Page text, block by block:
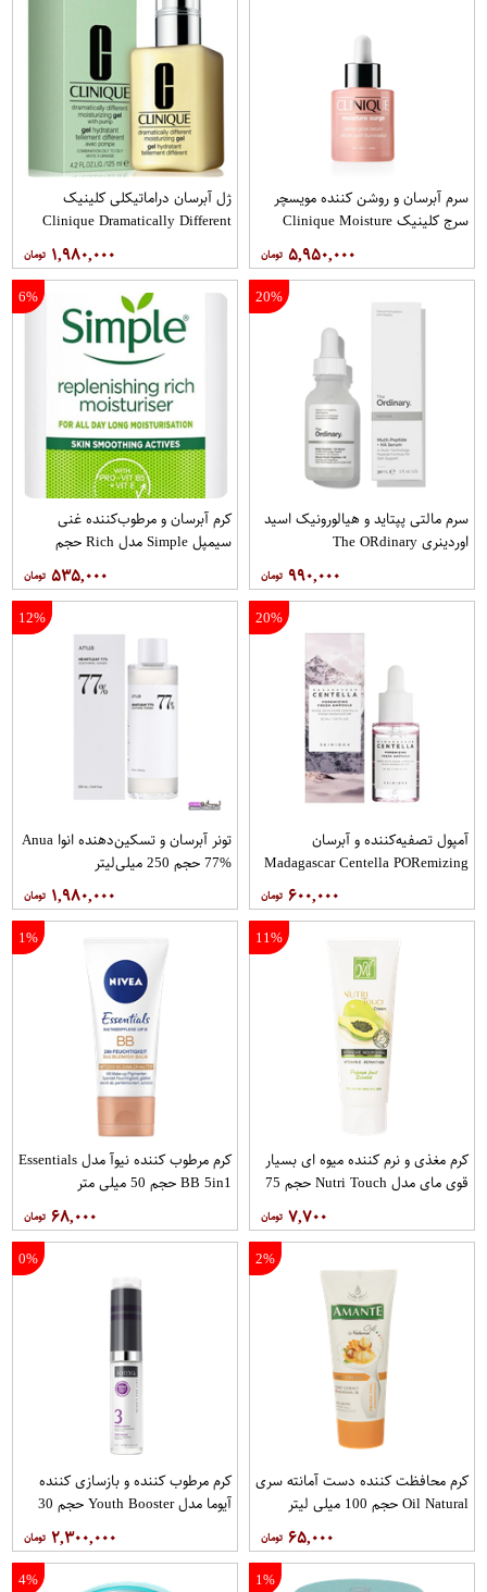
سرم آبرسان و روشن کننده مویسچر
سرج کلینیک Clinique Moisture
Surge Active Glow Serum 30Ml
۵,۹۵۰,۰۰۰
ژل آبرسان دراماتیکلی کلینیک
Clinique Dramatically Different
۱,۹۸۰,۰۰۰
20%
سرم مالتی پپتاید و هیالورونیک اسید
اوردینری The O​Rdinary
۹۹۰,۰۰۰
6%
کرم آبرسان و مرطوب‌کننده غنی
سیمپل Simple مدل Rich حجم
۵۳۵,۰۰۰
20%
آمپول تصفیه‌کننده و آبرسان
Madagascar Centella PO​Remizing
۶۰۰,۰۰۰
12%
تونر آبرسان و تسکین‌دهنده انوا Anua
77% حجم 250 میلی‌لیتر
۱,۹۸۰,۰۰۰
11%
کرم مغذی و نرم کننده میوه ای بسیار
قوی مای مدل Nutri Touch حجم 75
۷,۷۰۰
1%
کرم مرطوب کننده نیوآ مدل Essentials
BB 5in1 حجم 50 میلی متر
۶۸,۰۰۰
2%
کرم محافظت کننده دست آمانته سری
Oil Natural حجم 100 میلی لیتر
۶۵,۰۰۰
0%
کرم مرطوب کننده و بازسازی کننده
آیوما مدل Youth Booster حجم 30
میلی لیتر همراه با یک دستگاه تست
پوست
۲,۳۰۰,۰۰۰
1%
4%